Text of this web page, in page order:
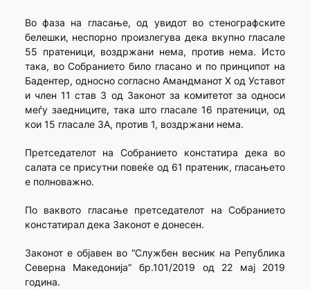
Во фаза на гласање, од увидот во стенографските
белешки, неспорно произлегува дека вкупно гласале
55 пратеници, воздржани нема, против нема. Исто
така, во Собранието било гласано и по принципот на
Бадентер, односно согласно Амандманот X од Уставот
и член 11 став 3 од Законот за комитетот за односи
меѓу заедниците, така што гласале 16 пратеници, од
кои 15 гласале ЗА, против 1, воздржани нема.
Претседателот на Собранието констатира дека во
салата се присутни повеќе од 61 пратеник, гласањето
е полноважно.
По ваквото гласање претседателот на Собранието
констатирал дека Законот е донесен.
Законот е објавен во “Службен весник на Република
Северна Македонија” бр.101/2019 од 22 мај 2019
година.